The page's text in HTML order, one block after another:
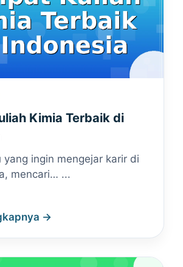
Kimia Terbaik di
yang ingin mengejar karir di
mencari… ...
→